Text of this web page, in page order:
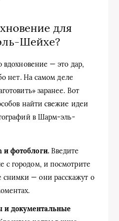
для
Шейхе?
— это дар,
нет. На самом деле
заранее. Вот
найти свежие идеи
в Шарм-эль-
и фотоблоги.Введите
с городом, и посмотрите
снимки — они расскажут о
документальные